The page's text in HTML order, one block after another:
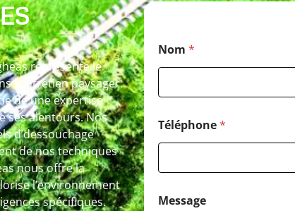
représente le
l’entretien paysager.
de une expertise
ses alentours. Nos
d’dessouchage
de nos techniques
nous offre la
l’environnement
spécifiques.
Nom *
Téléphone*
Message